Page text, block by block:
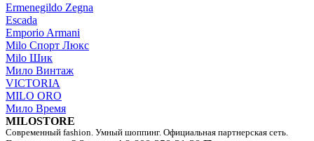
Ermenegildo Zegna
Escada
Emporio Armani
Milo Спорт Люкс
Milo Шик
Мило Винтаж
VICTORIA
MILO ORO
Мило Время
MILOSTORE
Современный fashion. Умный шоппинг. Официальная партнерская сеть.